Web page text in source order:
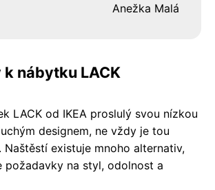
Anežka Malá
nábytku LACK
LACK od IKEA proslulý svou nízkou
designem, ne vždy je tou
Naštěstí existuje mnoho alternativ,
požadavky na styl, odolnost a